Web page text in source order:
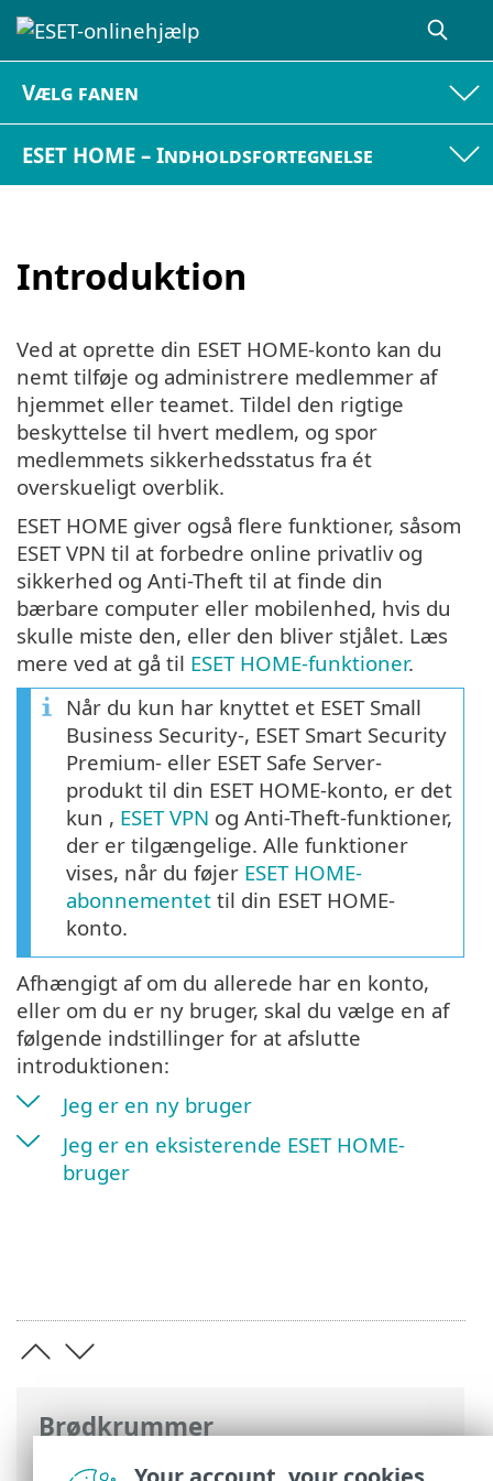
Vælg fanen
ESET HOME – Indholdsfortegnelse
Introduktion
Brødkrummer
ESET-onlinehjælp>ESET HOME >
Ved at oprette din ESET HOME-konto kan du
nemt tilføje og administrere medlemmer af
hjemmet eller teamet. Tildel den rigtige
beskyttelse til hvert medlem, og spor
medlemmets sikkerhedsstatus fra ét
overskueligt overblik.
ESET HOME giver også flere funktioner, såsom
ESET VPN til at forbedre online privatliv og
sikkerhed og Anti-Theft til at finde din
bærbare computer eller mobilenhed, hvis du
skulle miste den, eller den bliver stjålet. Læs
mere ved at gå til ESET HOME-funktioner.
Når du kun har knyttet et ESET Small
Business Security-, ESET Smart Security
Premium- eller ESET Safe Server-
produkt til din ESET HOME-konto, er det
kun , ESET VPN og Anti-Theft-funktioner,
der er tilgængelige. Alle funktioner
vises, når du føjer ESET HOME-
abonnementet til din ESET HOME-
konto.
Afhængigt af om du allerede har en konto,
eller om du er ny bruger, skal du vælge en af
følgende indstillinger for at afslutte
introduktionen:
Jeg er en ny bruger
Jeg er en eksisterende ESET HOME-
bruger